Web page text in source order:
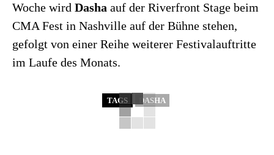
Woche wird Dasha auf der Riverfront Stage beim
CMA Fest in Nashville auf der Bühne stehen,
gefolgt von einer Reihe weiterer Festivalauftritte
im Laufe des Monats.
TAGS DASHA